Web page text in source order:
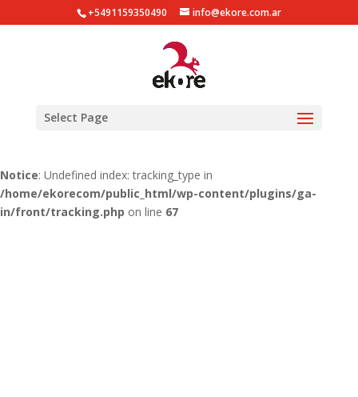
Notice: Undefined index: tracking_type in
/home/ekorecom/public_html/wp-content/plugins/ga-
/home/ekorecom/public_html/wp-content/plugins/ga-
Notice: Undefined index: tracking_type in
/home/ekorecom/public_html/wp-content/plugins/ga-
in/front/tracking.php on line 67
+5491159350490 info@ekore.com.ar
Select Page